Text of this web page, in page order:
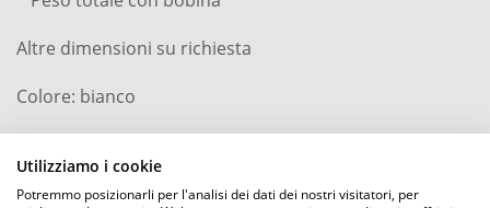
Utilizziamo i cookie
Potremmo posizionarli per l'analisi dei dati dei nostri visitatori, per
Altre dimensioni su richiesta
Colore: bianco